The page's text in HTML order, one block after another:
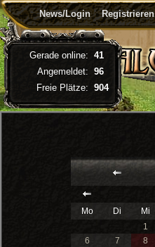
News/Login Registrieren
Mo
Di Mi
1
6
7 8
Gerade online: 41
Angemeldet: 96
Freie Plätze: 904